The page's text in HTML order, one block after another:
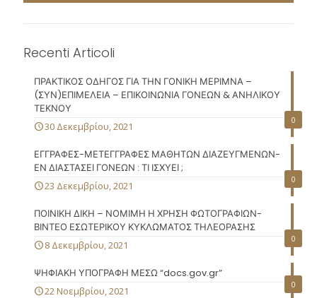
Recenti Articoli
0
ΠΡΑΚΤΙΚΟΣ ΟΔΗΓΟΣ ΓΙΑ ΤΗΝ ΓΟΝΙΚΗ ΜΕΡΙΜΝΑ –
(ΣΥΝ)ΕΠΙΜΕΛΕΙΑ – ΕΠΙΚΟΙΝΩΝΙΑ ΓΟΝΕΩΝ & ΑΝΗΛΙΚΟΥ
ΤΕΚΝΟΥ
30 Δεκεμβρίου, 2021
0
ΕΓΓΡΑΦΕΣ-ΜΕΤΕΓΓΡΑΦΕΣ ΜΑΘΗΤΩΝ ΔΙΑΖΕΥΓΜΕΝΩΝ-
ΕΝ ΔΙΑΣΤΑΣΕΙ ΓΟΝΕΩΝ : ΤΙ ΙΣΧΥΕΙ ;
23 Δεκεμβρίου, 2021
0
ΠΟΙΝΙΚΗ ΔΙΚΗ – ΝΟΜΙΜΗ Η ΧΡΗΣΗ ΦΩΤΟΓΡΑΦΙΩΝ-
ΒΙΝΤΕΟ ΕΣΩΤΕΡΙΚΟΥ ΚΥΚΛΩΜΑΤΟΣ ΤΗΛΕΟΡΑΣΗΣ
8 Δεκεμβρίου, 2021
0
ΨΗΦΙΑΚΗ ΥΠΟΓΡΑΦΗ ΜΕΣΩ “docs.gov.gr”
22 Νοεμβρίου, 2021